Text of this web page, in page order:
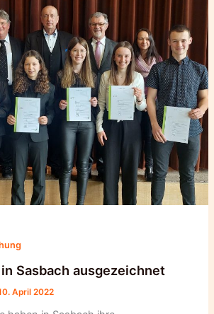
Sasbach ausgezeichnet
April 2022